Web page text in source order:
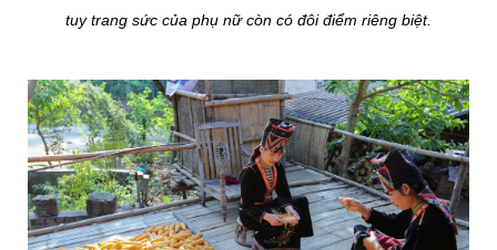
tuy trang sức của phụ nữ còn có đôi điểm riêng biệt.